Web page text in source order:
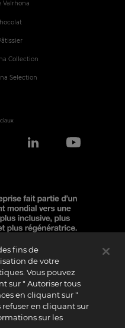
Valrhona
Collection
Selection
B Lab, une organisation privée à
nôtre, ont réalisé avec succès le B
exigences de B Lab en matière de
et de transparence. Il
de la conformité au sens
fins de
de votre
Vous pouvez
sur " Autoriser tous
en cliquant sur "
refuser en cliquant sur
sur les